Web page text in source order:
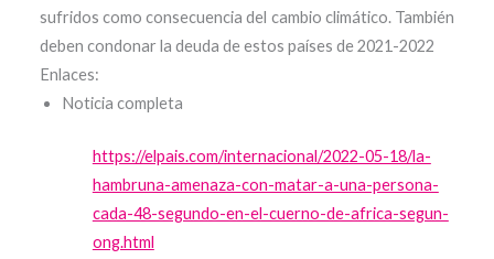
sufridos como consecuencia del cambio climático. También
deben condonar la deuda de estos países de 2021-2022
Enlaces:
Noticia completa
https://elpais.com/internacional/2022-05-18/la-
hambruna-amenaza-con-matar-a-una-persona-
cada-48-segundo-en-el-cuerno-de-africa-segun-
ong.html